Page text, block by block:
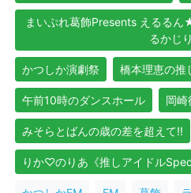
まいぷれ葛飾Presents えるる
るかじり
かつしか演劇祭 橋本理恵の推
午前10時のダンスホール 岡崎
みそらとばんの歳の差を超えて!!
りか♡のりあ《推しアイドル